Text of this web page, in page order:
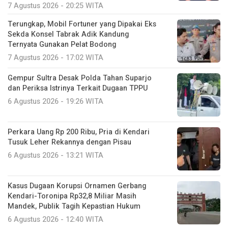
7 Agustus 2026 - 20:25 WITA
Terungkap, Mobil Fortuner yang Dipakai Eks
Sekda Konsel Tabrak Adik Kandung
Ternyata Gunakan Pelat Bodong
7 Agustus 2026 - 17:02 WITA
Gempur Sultra Desak Polda Tahan Suparjo
dan Periksa Istrinya Terkait Dugaan TPPU
6 Agustus 2026 - 19:26 WITA
Perkara Uang Rp 200 Ribu, Pria di Kendari
Tusuk Leher Rekannya dengan Pisau
6 Agustus 2026 - 13:21 WITA
Kasus Dugaan Korupsi Ornamen Gerbang
Kendari-Toronipa Rp32,8 Miliar Masih
Mandek, Publik Tagih Kepastian Hukum
6 Agustus 2026 - 12:40 WITA